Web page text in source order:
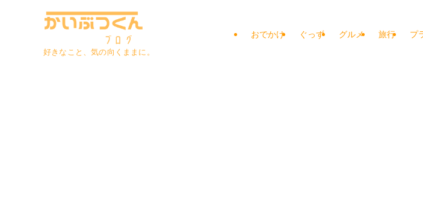
好きなこと、気の向くままに。
おでかけ ぐっず グルメ 旅行 プ